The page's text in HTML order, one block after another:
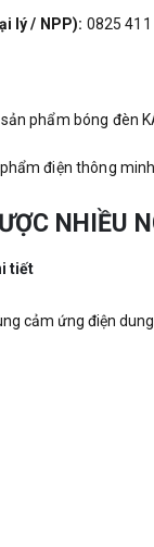
lý / NPP): 0825
phẩm bóng đèn
điện thông
NHIỀU
tiết
cảm ứng điện